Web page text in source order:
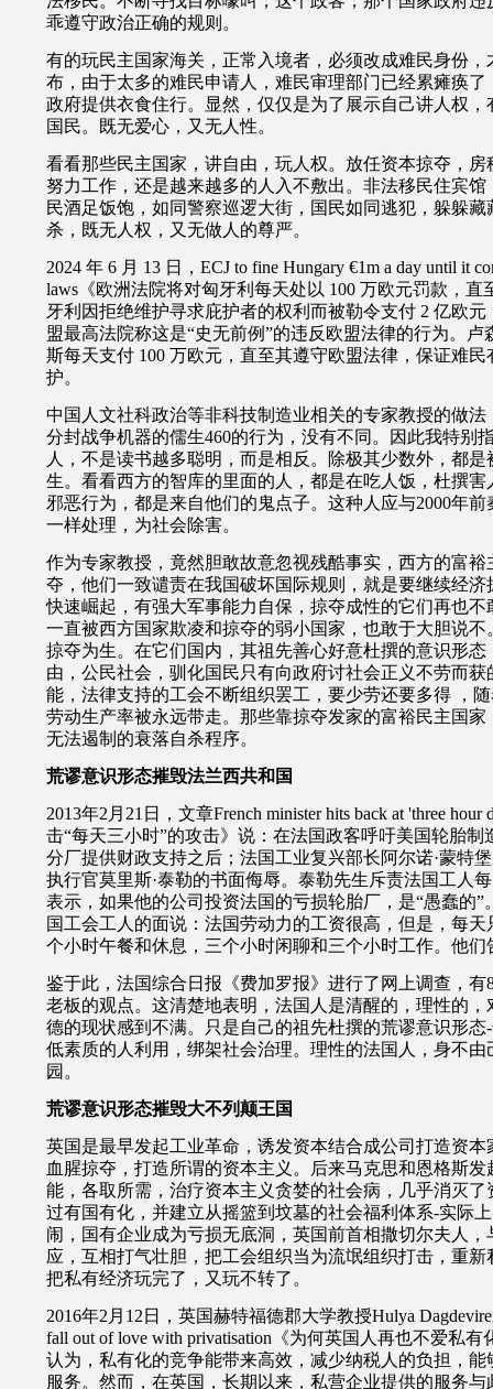
乖遵守政治正确的规则。
有的玩民主国家海关，正常入境者，必须改成难民身份
布，由于太多的难民申请人，难民审理部门已经累瘫痪
政府提供衣食住行。显然，仅仅是为了展示自己讲人权
国民。既无爱心，又无人性。
看看那些民主国家，讲自由，玩人权。放任资本掠夺，
努力工作，还是越来越多的人入不敷出。非法移民住宾
民酒足饭饱，如同警察巡逻大街，国民如同逃犯，躲躲
杀，既无人权，又无做人的尊严。
2024 年 6 月 13 日，ECJ to fine Hungary €1m a day until it
laws《欧洲法院将对匈牙利每天处以 100 万欧元罚款，
牙利因拒绝维护寻求庇护者的权利而被勒令支付 2 亿欧
盟最高法院称这是“史无前例”的违反欧盟法律的行为。
斯每天支付 100 万欧元，直至其遵守欧盟法律，保证难
护。
中国人文社科政治等非科技制造业相关的专家教授的做
分封战争机器的儒生460的行为，没有不同。因此我特别
人，不是读书越多聪明，而是相反。
除极其少数外，都
生。看看西方的智库的里面的人，都是在吃人饭，杜撰
邪恶行为，都是来自他们的鬼点子。这种人应与2000年
一样处理，为社会除害。
作为专家教授，竟然胆敢故意忽视残酷事实，西方的富
夺，他们一致谴责在我国破坏国际规则，就是要继续经
快速崛起，有强大军事能力自保，掠夺成性的它们再也
一直被西方国家欺凌和掠夺的弱小国家，也敢于大胆说
掠夺为生。在它们国内，其祖先善心好意杜撰的意识形
由，公民社会，驯化国民只有向政府讨社会正义不劳而
能，法律支持的工会不断组织罢工，要少劳还要多得
，
劳动生产率被永远带走。那些靠掠夺发家的富裕民主国
无法遏制的衰落自杀程序。
荒谬意识形态摧毁法兰西共和国
2013年2月21日，文章French minister hits back at 'three
击“每天三小时”的攻击》说：在法国政客呼吁美国轮胎
分厂提供财政支持之后；法国工业复兴部长阿尔诺·蒙特
执行官莫里斯·泰勒的书面侮辱。泰勒先生斥责法国工人
表示，如果他的公司投资法国的亏损轮胎厂，是“愚蠢的
国工会工人的面说：法国劳动力的工资很高，但是，每
个小时午餐和休息，三个小时闲聊和三个小时工作。他
鉴于此，法国综合日报《费加罗报》进行了网上调查，有
老板的观点。这清楚地表明，法国人是清醒的，理性的
德的现状感到不满。只是自己的祖先杜撰的荒谬意识形
低素质的人利用，绑架社会治理。理性的法国人，身不
园。
荒谬意识形态摧毁大不列颠王国
英国是最早发起工业革命，诱发资本结合成公司打造资
血腥掠夺，打造所谓的资本主义。后来马克思和恩格斯
能，各取所需，治疗资本主义贪婪的社会病，几乎消灭
过有国有化，并建立从摇篮到坟墓的社会福利体系-实际
闹，国有企业成为亏损无底洞，英国前首相撒切尔夫人
应，互相打气壮胆，把工会组织当为流氓组织打击，重
把私有经济玩完了，又玩不转了。
2016年2月12日，英国赫特福德郡大学教授Hulya
fall out of love with privatisation《为何英国人再也不爱私
认为，私有化的竞争能带来高效，减少纳税人的负担，
服务。然而，在英国，长期以来，私营企业提供的服务